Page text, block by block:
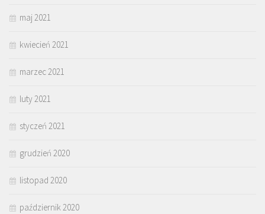
maj 2021
kwiecień 2021
marzec 2021
luty 2021
styczeń 2021
grudzień 2020
listopad 2020
październik 2020